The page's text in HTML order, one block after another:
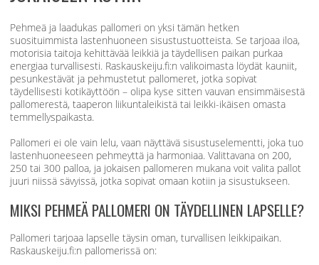
Pehmeä ja laadukas pallomeri on yksi tämän hetken
suosituimmista lastenhuoneen sisustustuotteista. Se tarjoaa iloa,
motorisia taitoja kehittävää leikkiä ja täydellisen paikan purkaa
energiaa turvallisesti. Raskauskeiju.fi:n valikoimasta löydät kauniit,
pesunkestävät ja pehmustetut pallomeret, jotka sopivat
täydellisesti kotikäyttöön – olipa kyse sitten vauvan ensimmäisestä
pallomerestä, taaperon liikuntaleikistä tai leikki-ikäisen omasta
temmellyspaikasta.
Pallomeri ei ole vain lelu, vaan näyttävä sisustuselementti, joka tuo
lastenhuoneeseen pehmeyttä ja harmoniaa. Valittavana on 200,
250 tai 300 palloa, ja jokaisen pallomeren mukana voit valita pallot
juuri niissä sävyissä, jotka sopivat omaan kotiin ja sisustukseen.
MIKSI PEHMEÄ PALLOMERI ON TÄYDELLINEN LAPSELLE?
Pallomeri tarjoaa lapselle täysin oman, turvallisen leikkipaikan.
Raskauskeiju.fi:n pallomerissä on: